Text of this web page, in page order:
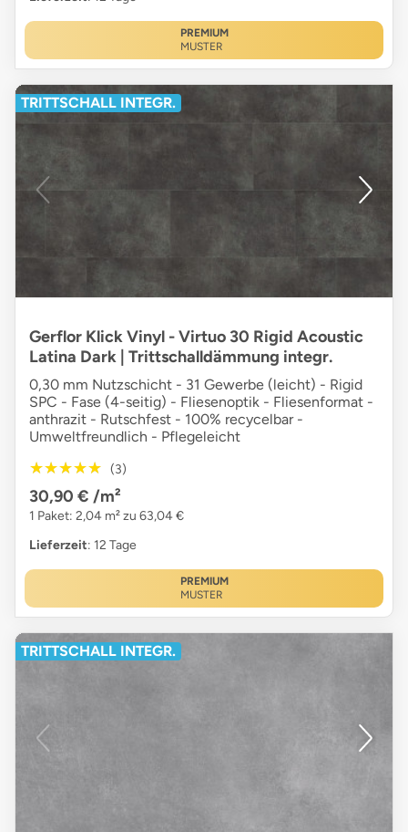
PREMIUM
MUSTER
TRITTSCHALL INTEGR.
Gerflor Klick Vinyl - Virtuo 30 Rigid Acoustic
Latina Dark | Trittschalldämmung integr.
0,30 mm Nutzschicht - 31 Gewerbe (leicht) - Rigid
SPC - Fase (4-seitig) - Fliesenoptik - Fliesenformat -
anthrazit - Rutschfest - 100% recycelbar -
Umweltfreundlich - Pflegeleicht
★★★★★
★★★★★ (3)
30,90 € /m²
1 Paket: 2,04 m² zu 63,04 €
Lieferzeit: 12 Tage
PREMIUM
MUSTER
TRITTSCHALL INTEGR.